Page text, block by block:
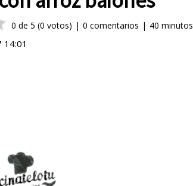
0 de5 (0 votos) | 0 comentarios | 40 minutos